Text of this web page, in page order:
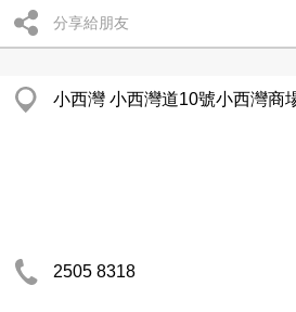
分享給朋友
小西灣 小西灣道10號小西灣商
2505 8318